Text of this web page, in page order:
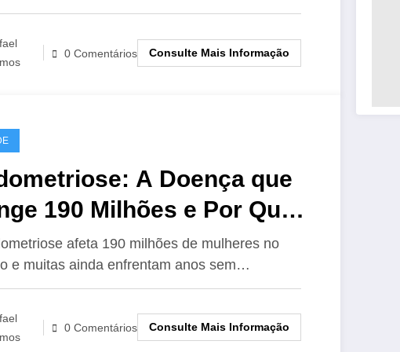
0 Comentários Consulte Mais Informação
A Doença que
190 Milhões e Por Que o
Pode Ser Perigoso
afeta 190 milhões de mulheres no
e muitas ainda enfrentam anos sem…
0 Comentários Consulte Mais Informação